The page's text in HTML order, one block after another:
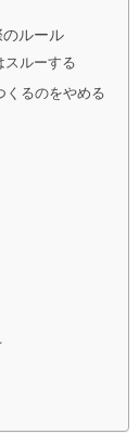
のルール
スルーする
くるのをやめる